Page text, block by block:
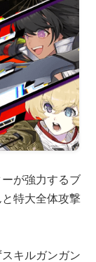
が強力するブ
特大全体攻撃
キルガンガン